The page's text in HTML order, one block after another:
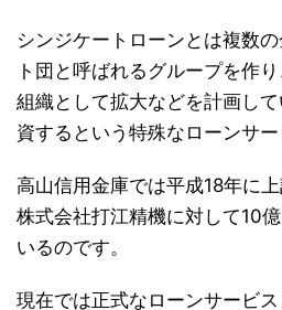
シンジケートローンとは複数
ト団と呼ばれるグループを作
組織として拡大などを計画し
資するという特殊なローンサー
高山信用金庫では平成18年に上
株式会社打江精機に対して10
いるのです。
現在では正式なローンサービ